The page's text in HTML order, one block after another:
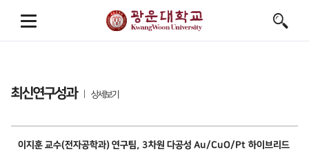
최신연구성과 상세보기
이지훈 교수(전자공학과) 연구팀, 3차원 다공성 Au/CuO/Pt 하이브리드